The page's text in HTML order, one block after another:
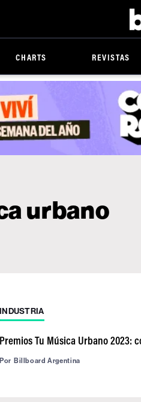
CHARTS REVISTAS
urbano
INDUSTRIA
Premios Tu Música Urbano 2023:
Por Billboard Argentina